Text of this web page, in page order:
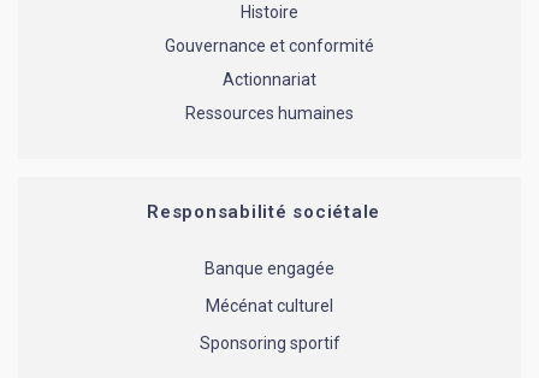
Histoire
Gouvernance et conformité
Actionnariat
Ressources humaines
Responsabilité sociétale
Banque engagée
Mécénat culturel
Sponsoring sportif